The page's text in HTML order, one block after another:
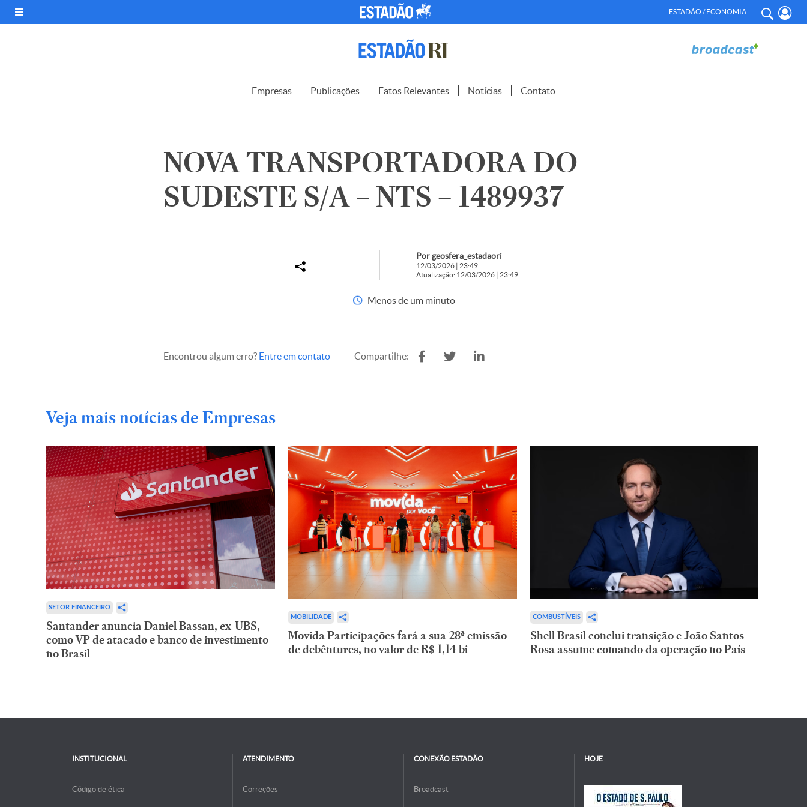
ESTADÃO / ECONOMIA
Empresas Publicações Fatos Relevantes Notícias Contato
NOVA TRANSPORTADORA DO
SUDESTE S/A – NTS – 1489937
Por geosfera_estadaori
12/03/2026 | 23:49
Atualização: 12/03/2026 | 23:49
Menos de um minuto
Encontrou algum erro? Entre em contato Compartilhe:
Veja mais notícias de Empresas
SETOR FINANCEIRO
Santander anuncia Daniel Bassan, ex-UBS,
como VP de atacado e banco de investimento
no Brasil
MOBILIDADE
Movida Participações fará a sua 28ª emissão
de debêntures, no valor de R$ 1,14 bi
COMBUSTÍVEIS
Shell Brasil conclui transição e João Santos
Rosa assume comando da operação no País
INSTITUCIONAL
Código de ética
ATENDIMENTO
Correções
CONEXÃO ESTADÃO
Broadcast
HOJE